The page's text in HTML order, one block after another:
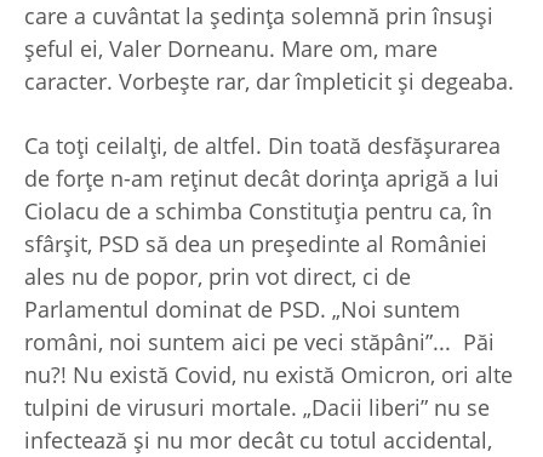
care a cuvântat la şedinţa solemnă prin însuşi
şeful ei, Valer Dorneanu. Mare om, mare
caracter. Vorbeşte rar, dar împleticit şi degeaba.
Ca toţi ceilalţi, de altfel. Din toată desfăşurarea
de forţe n-am reţinut decât dorinţa aprigă a lui
Ciolacu de a schimba Constituţia pentru ca, în
sfârşit, PSD să dea un preşedinte al României
ales nu de popor, prin vot direct, ci de
Parlamentul dominat de PSD. „Noi suntem
români, noi suntem aici pe veci stăpâni”... Păi
nu?! Nu există Covid, nu există Omicron, ori alte
tulpini de virusuri mortale. „Dacii liberi” nu se
infectează şi nu mor decât cu totul accidental,